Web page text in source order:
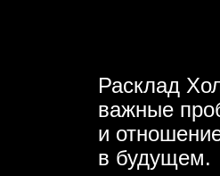
Расклад
важные
и
в будущем.